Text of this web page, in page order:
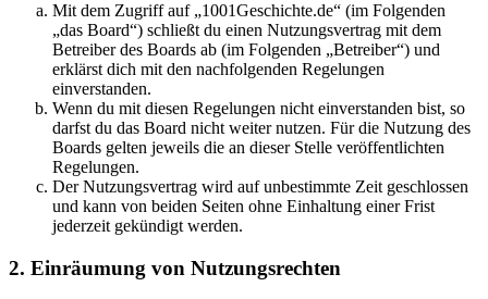
Mit dem Zugriff auf „1001Geschichte.de“ (im Folgenden
„das Board“) schließt du einen Nutzungsvertrag mit dem
Betreiber des Boards ab (im Folgenden „Betreiber“) und
erklärst dich mit den nachfolgenden Regelungen
einverstanden.
Wenn du mit diesen Regelungen nicht einverstanden bist, so
darfst du das Board nicht weiter nutzen. Für die Nutzung des
Boards gelten jeweils die an dieser Stelle veröffentlichten
Regelungen.
Der Nutzungsvertrag wird auf unbestimmte Zeit geschlossen
und kann von beiden Seiten ohne Einhaltung einer Frist
jederzeit gekündigt werden.
2. Einräumung von Nutzungsrechten